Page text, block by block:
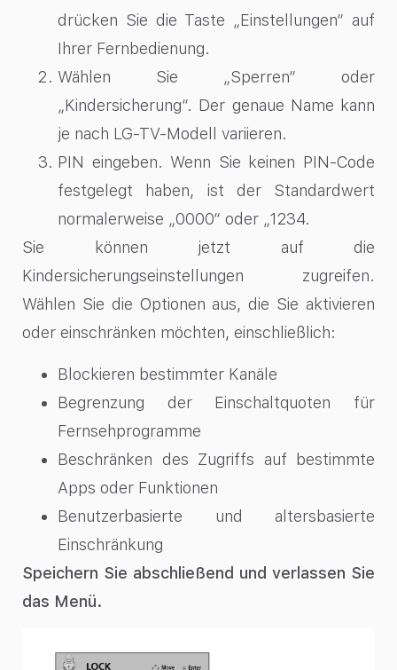
drücken Sie die Taste „Einstellungen“ auf
Ihrer Fernbedienung.
Wählen Sie „Sperren“ oder
„Kindersicherung“. Der genaue Name kann
je nach LG-TV-Modell variieren.
PIN eingeben. Wenn Sie keinen PIN-Code
festgelegt haben, ist der Standardwert
normalerweise „0000“ oder „1234.
Sie können jetzt auf die
Kindersicherungseinstellungen zugreifen.
Wählen Sie die Optionen aus, die Sie aktivieren
oder einschränken möchten, einschließlich:
Blockieren bestimmter Kanäle
Begrenzung der Einschaltquoten für
Fernsehprogramme
Beschränken des Zugriffs auf bestimmte
Apps oder Funktionen
Benutzerbasierte und altersbasierte
Einschränkung
Speichern Sie abschließend und verlassen Sie
das Menü.